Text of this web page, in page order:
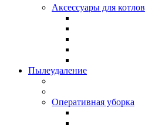
Аксессуары для котлов
Пылеудаление
Оперативная уборка